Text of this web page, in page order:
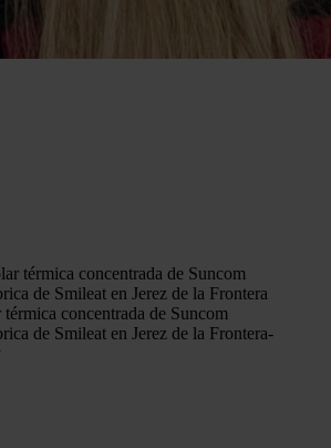
concentrada de Suncom
de Smileat en Jerez de la Frontera-